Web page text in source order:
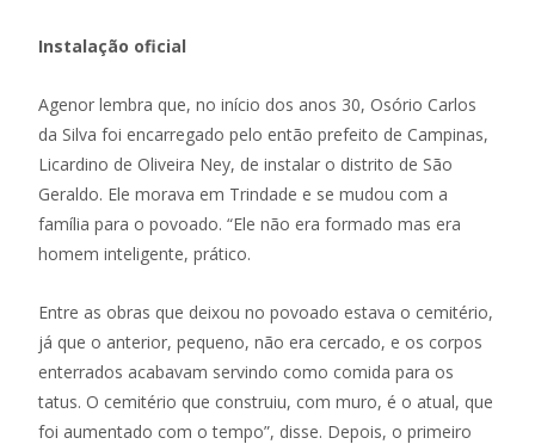
Instalação oficial
Agenor lembra que, no início dos anos 30, Osório Carlos
da Silva foi encarregado pelo então prefeito de Campinas,
Licardino de Oliveira Ney, de instalar o distrito de São
Geraldo. Ele morava em Trindade e se mudou com a
família para o povoado. “Ele não era formado mas era
homem inteligente, prático.
Entre as obras que deixou no povoado estava o cemitério,
já que o anterior, pequeno, não era cercado, e os corpos
enterrados acabavam servindo como comida para os
tatus. O cemitério que construiu, com muro, é o atual, que
foi aumentado com o tempo”, disse. Depois, o primeiro